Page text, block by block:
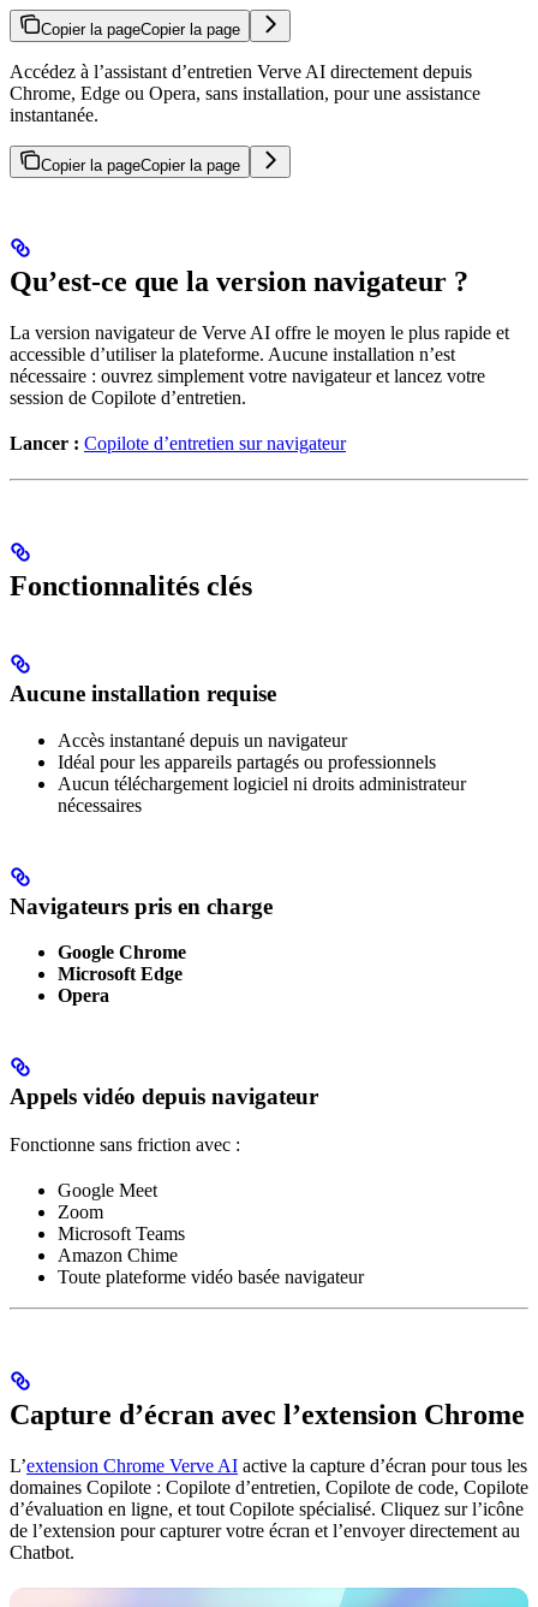
Copier la pageCopier la page
Accédez à l’assistant d’entretien Verve AI directement depuis
Chrome, Edge ou Opera, sans installation, pour une assistance
instantanée.
Copier la pageCopier la page
Qu’est-ce que la version navigateur ?
La version navigateur de Verve AI offre le moyen le plus rapide et
accessible d’utiliser la plateforme. Aucune installation n’est
nécessaire : ouvrez simplement votre navigateur et lancez votre
session de Copilote d’entretien.
Lancer : Copilote d’entretien sur navigateur
Fonctionnalités clés
Aucune installation requise
Accès instantané depuis un navigateur
Idéal pour les appareils partagés ou professionnels
Aucun téléchargement logiciel ni droits administrateur
nécessaires
Navigateurs pris en charge
Google Chrome
Microsoft Edge
Opera
Appels vidéo depuis navigateur
Fonctionne sans friction avec :
Google Meet
Zoom
Microsoft Teams
Amazon Chime
Toute plateforme vidéo basée navigateur
Capture d’écran avec l’extension Chrome
L’extension Chrome Verve AI active la capture d’écran pour tous les
domaines Copilote : Copilote d’entretien, Copilote de code, Copilote
d’évaluation en ligne, et tout Copilote spécialisé. Cliquez sur l’icône
de l’extension pour capturer votre écran et l’envoyer directement au
Chatbot.